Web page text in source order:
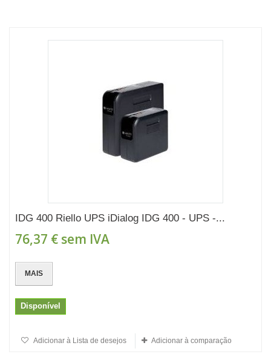
IDG 400 Riello UPS iDialog IDG 400 - UPS -...
76,37 € sem IVA
MAIS
Disponível
Adicionar à Lista de desejos Adicionar à comparação